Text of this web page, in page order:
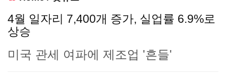
4월 일자리 7,400개 증가, 실업률 6.9%로
상승
미국 관세 여파에 제조업 '흔들'